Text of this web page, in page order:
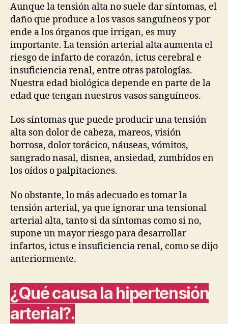
Aunque la tensión alta no suele dar síntomas, el
daño que produce a los vasos sanguíneos y por
ende a los órganos que irrigan, es muy
importante. La tensión arterial alta aumenta el
riesgo de infarto de corazón, ictus cerebral e
insuficiencia renal, entre otras patologías.
Nuestra edad biológica depende en parte de la
edad que tengan nuestros vasos sanguíneos.
Los síntomas que puede producir una tensión
alta son dolor de cabeza, mareos, visión
borrosa, dolor torácico, náuseas, vómitos,
sangrado nasal, disnea, ansiedad, zumbidos en
los oídos o palpitaciones.
No obstante, lo más adecuado es tomar la
tensión arterial, ya que ignorar una tensional
arterial alta, tanto si da síntomas como si no,
supone un mayor riesgo para desarrollar
infartos, ictus e insuficiencia renal, como se dijo
anteriormente.
¿Qué causa la hipertensión
arterial?.